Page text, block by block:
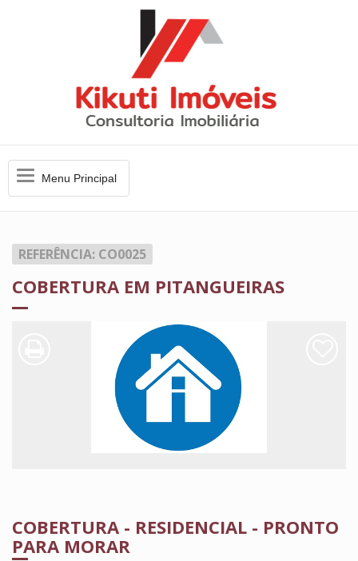
MenuMenu Principal
REFERÊNCIA: CO0025
COBERTURA EM PITANGUEIRAS
COBERTURA - RESIDENCIAL - PRONTO
PARA MORAR